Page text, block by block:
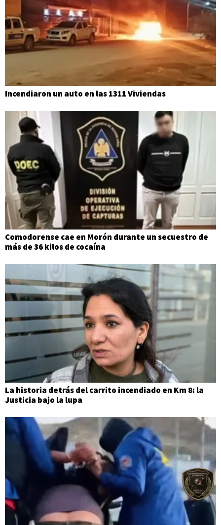
Incendiaron un auto en las 1311 Viviendas
Comodorense cae en Morón durante un secuestro de
más de 36 kilos de cocaína
La historia detrás del carrito incendiado en Km 8: la
Justicia bajo la lupa